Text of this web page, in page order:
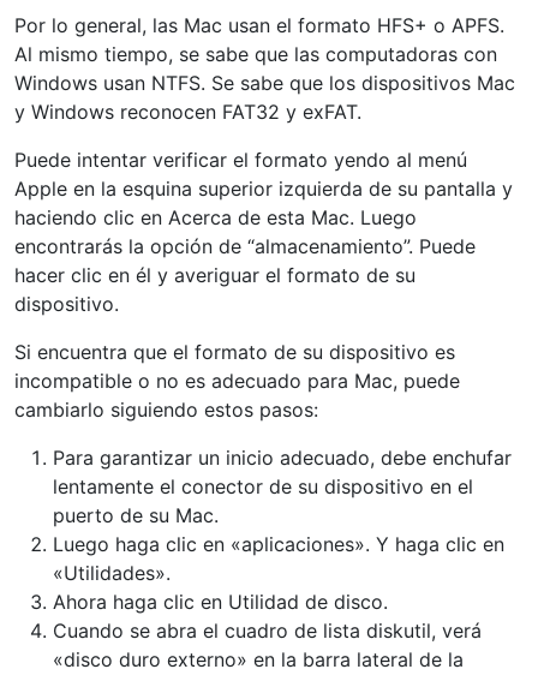
Por lo general, las Mac usan el formato HFS+ o APFS.
Al mismo tiempo, se sabe que las computadoras con
Windows usan NTFS. Se sabe que los dispositivos Mac
y Windows reconocen FAT32 y exFAT.
Puede intentar verificar el formato yendo al menú
Apple en la esquina superior izquierda de su pantalla y
haciendo clic en Acerca de esta Mac. Luego
encontrarás la opción de “almacenamiento”. Puede
hacer clic en él y averiguar el formato de su
dispositivo.
Si encuentra que el formato de su dispositivo es
incompatible o no es adecuado para Mac, puede
cambiarlo siguiendo estos pasos:
Para garantizar un inicio adecuado, debe enchufar
lentamente el conector de su dispositivo en el
puerto de su Mac.
Luego haga clic en «aplicaciones». Y haga clic en
«Utilidades».
Ahora haga clic en Utilidad de disco.
Cuando se abra el cuadro de lista diskutil, verá
«disco duro externo» en la barra lateral de la